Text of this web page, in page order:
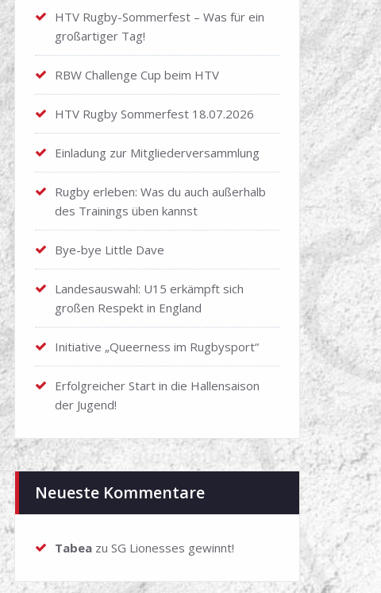
HTV Rugby-Sommerfest – Was für ein
großartiger Tag!
RBW Challenge Cup beim HTV
HTV Rugby Sommerfest 18.07.2026
Einladung zur Mitgliederversammlung
Rugby erleben: Was du auch außerhalb
des Trainings üben kannst
Bye-bye Little Dave
Landesauswahl: U15 erkämpft sich
großen Respekt in England
Initiative „Queerness im Rugbysport“
Erfolgreicher Start in die Hallensaison
der Jugend!
Neueste Kommentare
Tabea zu SG Lionesses gewinnt!